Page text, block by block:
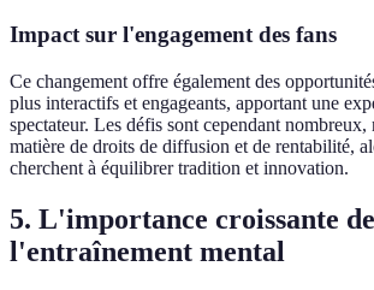
Impact sur l'engagement des fans
Ce changement offre également des
plus interactifs et engageants, apportant une
spectateur. Les défis sont cependant nombreux,
matière de droits de diffusion et de rentabilité,
cherchent à équilibrer tradition et innovation.
5. L'importance croissante de
l'entraînement mental